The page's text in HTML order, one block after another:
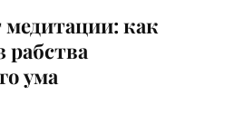
как
рабства
ума